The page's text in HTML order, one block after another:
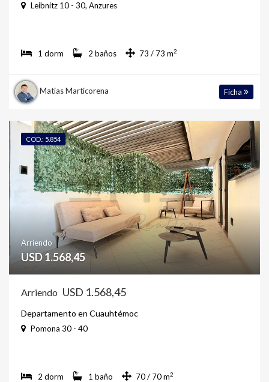
Leibnitz 10 - 30, Anzures
1 dorm 2 baños 73 / 73 m2
Matias Marticorena Ficha
COD.: 5.854
Arriendo
USD 1.568,45
Arriendo USD 1.568,45
Departamento en Cuauhtémoc
Pomona 30 - 40
2 dorm 1 baño 70 / 70 m2